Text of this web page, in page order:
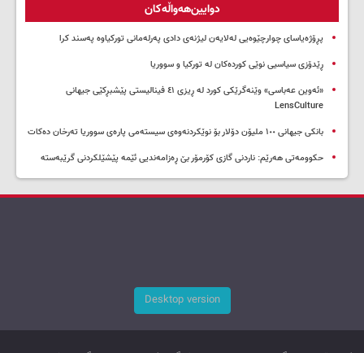
دوایین‌هەواڵەکان
پڕۆژەیاسای چوارچێوەیی لەلایەن لیژنەی دادی پەرلەمانی تورکیاوە پەسند کرا
ڕێدۆزی سیاسیی نوێی کوردەکان لە تورکیا و سووریا
«ئەوین عەباسی» وێنەگرێکی کورد لە ڕیزی ٤١ فینالیستی پێشبڕکێی جیهانی
LensCulture
بانکی جیهانی ١٠٠ ملیۆن دۆلار بۆ نوێکردنەوەی سیستەمی پارەی سووریا تەرخان دەکات
حکوومەتی هەرێم: ناردنی گازی کۆرمۆر بێ ڕەزامەندیی ئێمە پێشێلکردنی گرێبەستە
Desktop version